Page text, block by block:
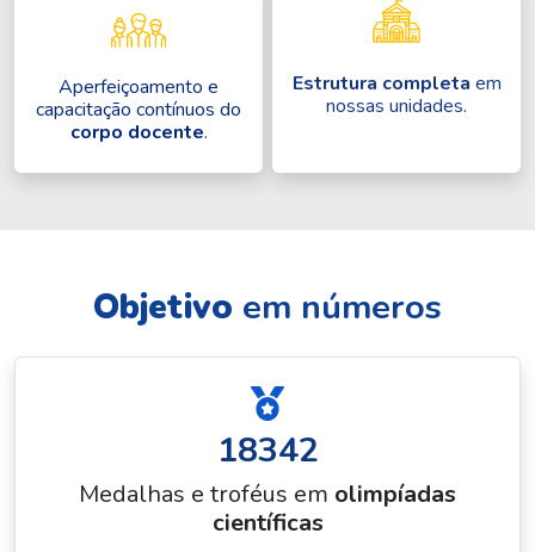
Aperfeiçoamento e
capacitação contínuos do
corpo docente.
Estrutura completa em
nossas unidades.
Objetivo em números
18342
Medalhas e troféus em olimpíadas
científicas